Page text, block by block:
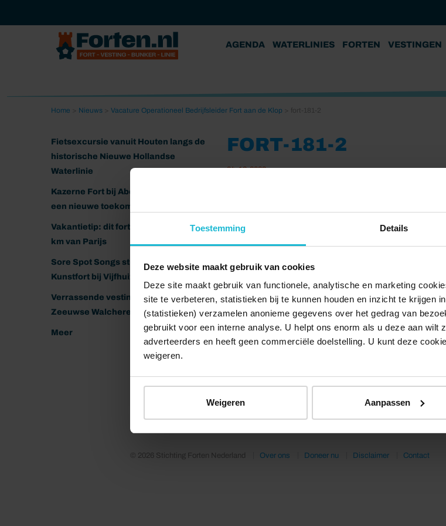
Toestemming Details
Deze website maakt gebruik van cookies
Deze site maakt gebruik van functionele, analytische en marketing
site te verbeteren, statistieken bij te kunnen houden en inzicht te krijgen
(statistieken) verzamelen anonieme gegevens over het gedrag van
gebruikt voor een interne analyse. U helpt ons enorm als u deze aan wilt
adverteerders en heeft geen commerciële doelstelling. U kunt deze
weigeren.
Weigeren Aanpassen
AGENDA WATERLINIES FORTEN VESTINGEN
Home Nieuws Vacature Operationeel Bedrijfsleider Fort aan de Klop
Fietsexcursie vanuit Houten langs de
historische Nieuwe Hollandse
Waterlinie
Kazerne Fort bij Abcoude klaar voor
een nieuwe toekomst
Vakantietip: dit fort ligt nog geen 20
km van Parijs
Sore Spot Songs strijkt neer op het
Kunstfort bij Vijfhuizen
Verrassende vestingen van het
Zeeuwse Walcheren
Meer
FORT-181-2
04-12-2023
© 2026 Stichting Forten Nederland Over ons Doneer nu Disclaimer Contact